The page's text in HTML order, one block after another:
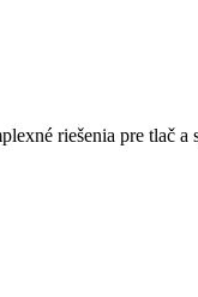
riešenia pre tlač